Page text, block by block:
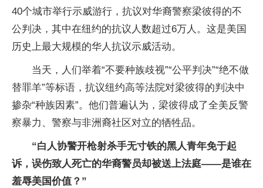
40个城市举行示威游行，抗议对华裔警察梁彼得的不
公判决，其中在纽约的抗议人数超过6万人。这是美国
历史上最大规模的华人抗议示威活动。
当天，人们举着“不要种族歧视”“公平判决”“绝不做
替罪羊”等标语，抗议纽约高等法院对梁彼得的判决中
掺杂“种族因素”。他们普遍认为，梁彼得成了全美反警
察暴力、警察与非洲裔社区对立的牺牲品。
“白人协警开枪射杀手无寸铁的黑人青年免于起
诉，误伤致人死亡的华裔警员却被送上法庭——是谁在
羞辱美国价值？”